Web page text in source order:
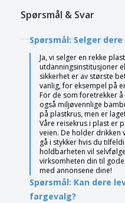
Spørsmål & Svar
Spørsmål: Selger
Ja, vi selger en rekke
utdanningsinstitusjoner
sikkerhet er av største
vanlig, for eksempel på
For de som foretrekker
også miljøvennlige
på plastkrus, men er
Våre reisekrus i plast er
veien. De holder drikken
gå i stykker hvis du
holdbarheten vil
virksomheten din til
med annonsene dine!
Spørsmål: Kan dere
fargevalg?